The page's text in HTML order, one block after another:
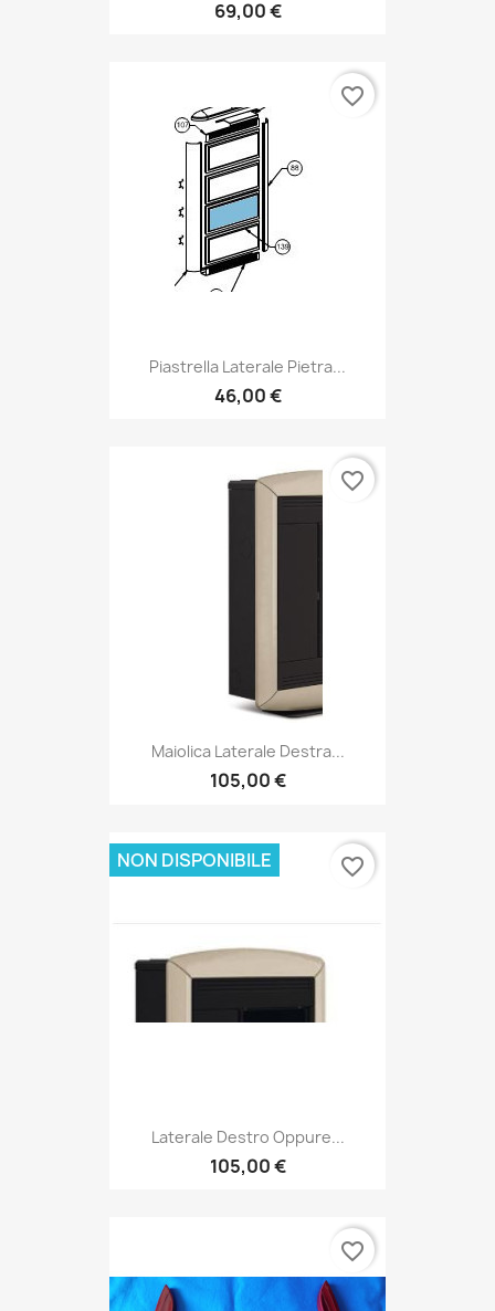
69,00 €
Piastrella Laterale Pietra...
46,00 €
favorite_border
Maiolica Laterale Destra...
105,00 €
favorite_border
Laterale Destro Oppure...
105,00 €
NON DISPONIBILE favorite_border
favorite_border